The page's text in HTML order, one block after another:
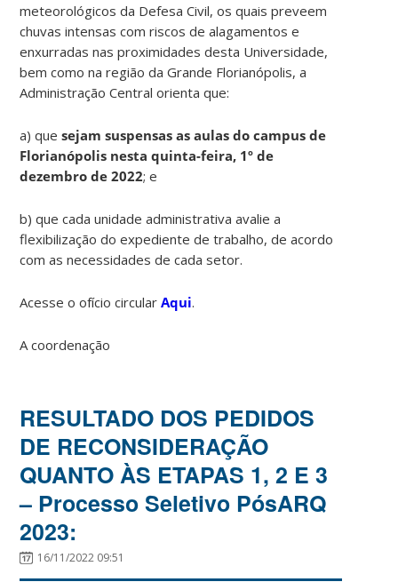
meteorológicos da Defesa Civil, os quais preveem
chuvas intensas com riscos de alagamentos e
enxurradas nas proximidades desta Universidade,
bem como na região da Grande Florianópolis, a
Administração Central orienta que:
a) quesejam suspensas as aulas do campus de
Florianópolis nesta quinta-feira, 1º de
dezembro de 2022; e
b) que cada unidade administrativa avalie a
flexibilização do expediente de trabalho, de acordo
com as necessidades de cada setor.
Acesse o ofício circularAqui.
A coordenação
RESULTADO DOS PEDIDOS
DE RECONSIDERAÇÃO
QUANTO ÀS ETAPAS 1, 2 E 3
– Processo Seletivo PósARQ
2023:
16/11/2022 09:51